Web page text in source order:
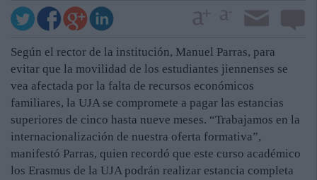
Según el rector de la institución, Manuel Parras, para
evitar que la movilidad de los estudiantes jiennenses se
vea afectada por la falta de recursos económicos
familiares, la UJA se compromete a pagar las estancias
superiores de cinco hasta nueve meses. “Trabajamos en la
internacionalización de nuestra oferta formativa”,
manifestó Parras, quien recordó que este curso académico
los Erasmus de la UJA podrán realizar estancia completa